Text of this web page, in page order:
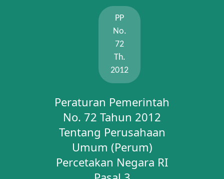
PP
No.
72
Th.
2012
Peraturan Pemerintah
No. 72 Tahun 2012
Tentang Perusahaan
Umum (Perum)
Percetakan Negara RI